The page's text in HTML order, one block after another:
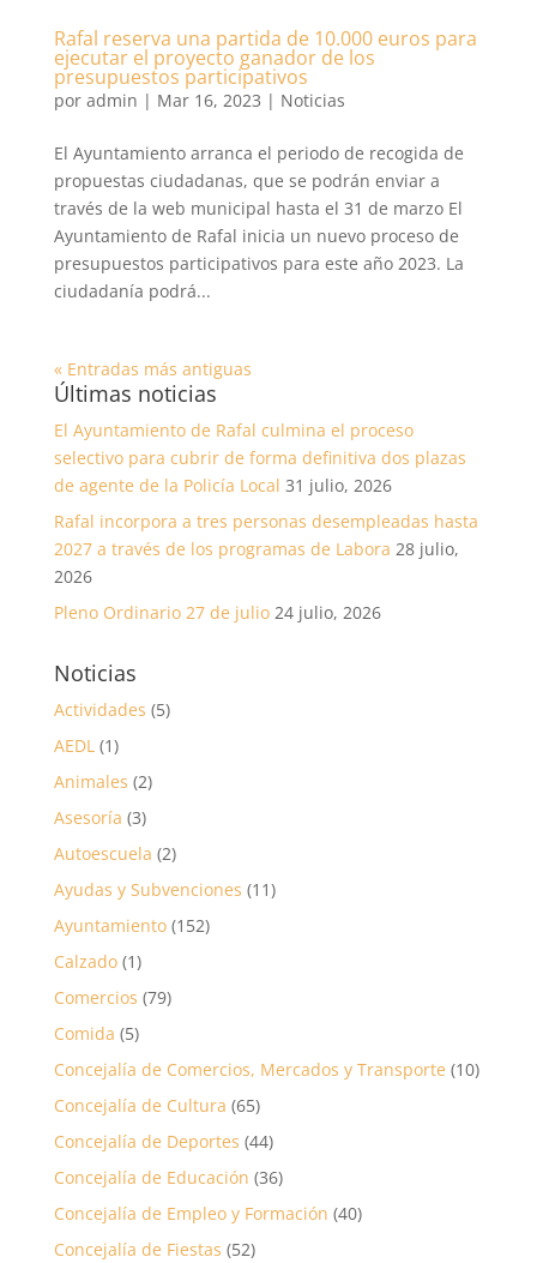
Rafal reserva una partida de 10.000 euros para
ejecutar el proyecto ganador de los
presupuestos participativos
por admin | Mar 16, 2023 | Noticias
El Ayuntamiento arranca el periodo de recogida de
propuestas ciudadanas, que se podrán enviar a
través de la web municipal hasta el 31 de marzo El
Ayuntamiento de Rafal inicia un nuevo proceso de
presupuestos participativos para este año 2023. La
ciudadanía podrá...
« Entradas más antiguas
Últimas noticias
El Ayuntamiento de Rafal culmina el proceso
selectivo para cubrir de forma definitiva dos plazas
de agente de la Policía Local 31 julio, 2026
Rafal incorpora a tres personas desempleadas hasta
2027 a través de los programas de Labora 28 julio,
2026
Pleno Ordinario 27 de julio 24 julio, 2026
Noticias
Actividades (5)
AEDL(1)
Animales (2)
Asesoría (3)
Autoescuela (2)
Ayudas y Subvenciones (11)
Ayuntamiento(152)
Calzado(1)
Comercios (79)
Comida (5)
Concejalía de Comercios, Mercados y Transporte (10)
Concejalía de Cultura (65)
Concejalía de Deportes (44)
Concejalía de Educación (36)
Concejalía de Empleo y Formación (40)
Concejalía de Fiestas (52)